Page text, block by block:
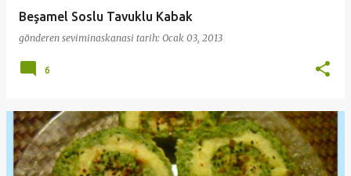
Beşamel Soslu Tavuklu Kabak
gönderen seviminaskanasi tarih: Ocak 03, 2013
6